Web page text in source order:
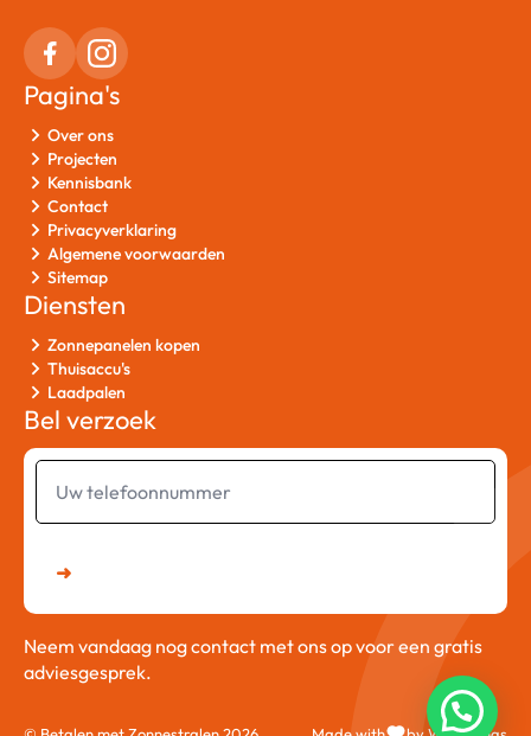
Pagina's
Over ons
Projecten
Kennisbank
Contact
Privacyverklaring
Algemene voorwaarden
Sitemap
Diensten
Zonnepanelen kopen
Thuisaccu's
Laadpalen
Bel verzoek
Uw
telefoonnummer
➜
Neem vandaag nog contact met ons op voor een gratis
adviesgesprek.